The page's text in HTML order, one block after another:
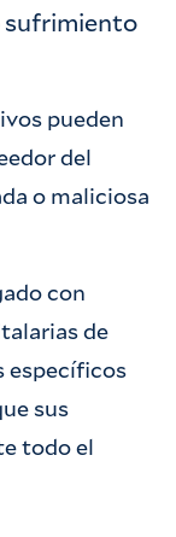
sufrimiento
pueden
del
o maliciosa
con
de
específicos
sus
todo el